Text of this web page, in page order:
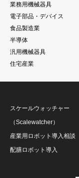
業務用機械器具
電子部品・デバイス
食品製造業
半導体
汎用機械器具
住宅産業
スケールウォッチャー
（Scalewatcher）
産業用ロボット導入相談
配膳ロボット導入